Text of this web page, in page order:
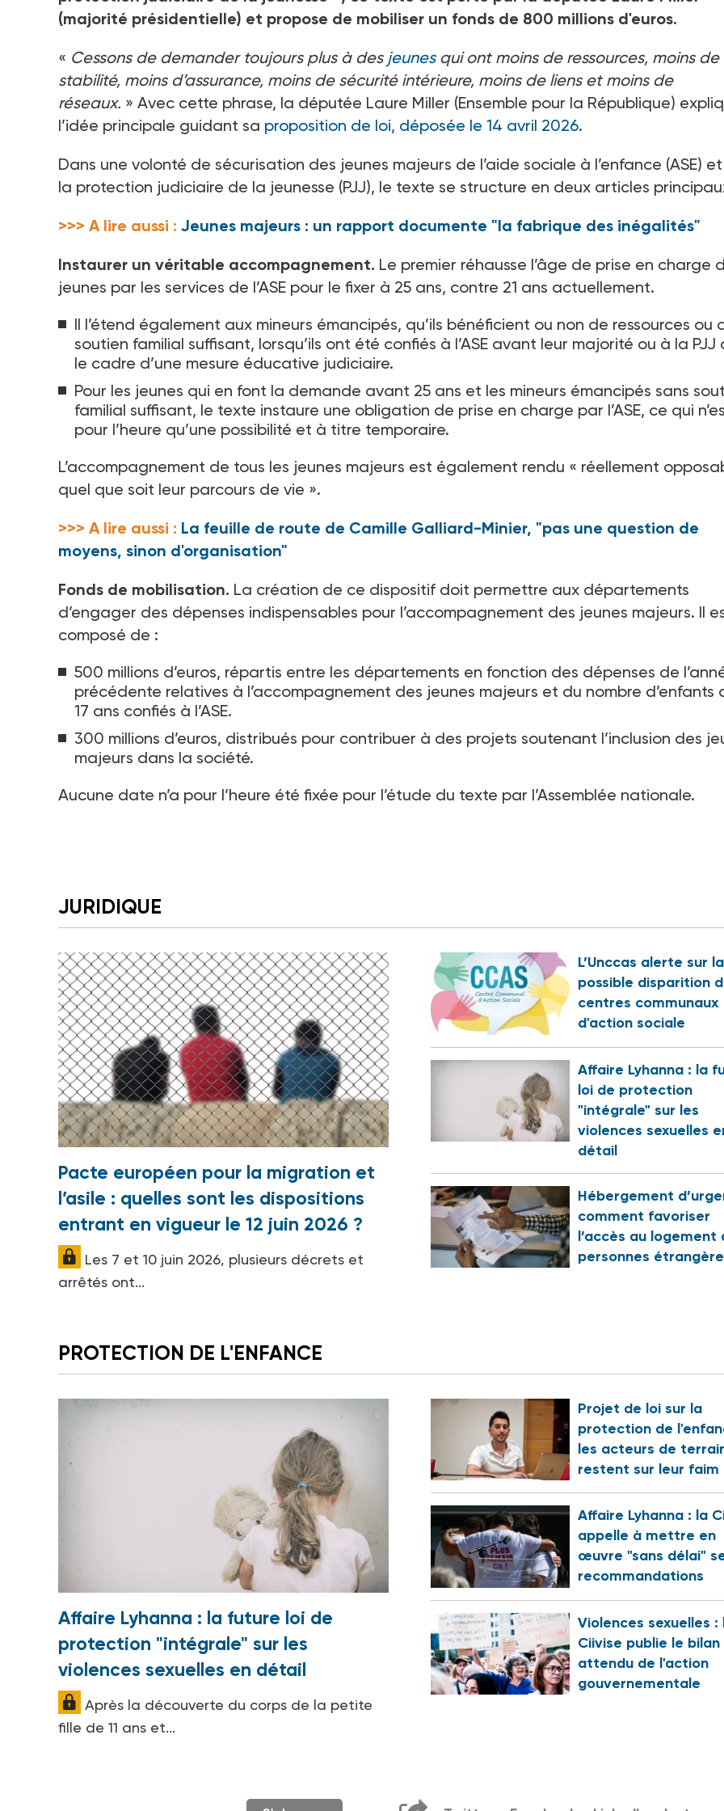
(majorité présidentielle) et propose de mobiliser un fonds de 800 millions d'euros.
« Cessons de demander toujours plus à des jeunesqui ont moins de ressources, moins de
stabilité, moins d’assurance, moins de sécurité intérieure, moins de liens et moins de
réseaux. » Avec cette phrase, la députée Laure Miller (Ensemble pour la République)
l’idée principale guidant sa proposition de loi, déposée le 14 avril 2026.
Dans une volonté de sécurisation des jeunes majeurs de l’aide sociale à l’enfance (ASE)
la protection judiciaire de la jeunesse (PJJ), le texte se structure en deux articles
>>> A lire aussi : Jeunes majeurs : un rapport documente "la fabrique des inégalités"
Instaurer un véritable accompagnement. Le premier réhausse l’âge de prise en charge
jeunes par les services de l’ASE pour le fixer à 25 ans, contre 21 ans actuellement.
Il l’étend également aux mineurs émancipés, qu’ils bénéficient ou non de ressources ou
soutien familial suffisant, lorsqu’ils ont été confiés à l’ASE avant leur majorité ou à la PJJ
le cadre d’une mesure éducative judiciaire.
Pour les jeunes qui en font la demande avant 25 ans et les mineurs émancipés sans
familial suffisant, le texte instaure une obligation de prise en charge par l’ASE, ce qui
pour l’heure qu’une possibilité et à titre temporaire.
L’accompagnement de tous les jeunes majeurs est également rendu « réellement
quel que soit leur parcours de vie ».
>>> A lire aussi : La feuille de route de Camille Galliard-Minier, "pas une question de
moyens, sinon d'organisation"
Fonds de mobilisation. La création de ce dispositif doit permettre aux départements
d’engager des dépenses indispensables pour l’accompagnement des jeunes majeurs. Il
composé de :
500 millions d’euros, répartis entre les départements en fonction des dépenses de
précédente relatives à l’accompagnement des jeunes majeurs et du nombre d’enfants
17 ans confiés à l’ASE.
300 millions d’euros, distribués pour contribuer à des projets soutenant l’inclusion des
majeurs dans la société.
Aucune date n’a pour l’heure été fixée pour l’étude du texte par l’Assemblée nationale.
JURIDIQUE
Pacte européen pour la migration et
l’asile : quelles sont les dispositions
entrant en vigueur le 12 juin 2026 ?
Les 7 et 10 juin 2026, plusieurs décrets et
arrêtés ont...
L’Unccas alerte sur la
possible disparition
centres communaux
d'action sociale
Affaire Lyhanna : la
loi de protection
"intégrale" sur les
violences sexuelles
détail
Hébergement
comment favoriser
l’accès au logement
personnes
PROTECTION DE L'ENFANCE
Affaire Lyhanna : la future loi de
protection "intégrale" sur les
violences sexuelles en détail
Après la découverte du corps de la petite
fille de 11 ans et...
Projet de loi sur la
protection de
les acteurs de
restent sur leur faim
Affaire Lyhanna : la
appelle à mettre en
œuvre "sans délai"
recommandations
Violences sexuelles :
Ciivise publie le
attendu de l'action
gouvernementale